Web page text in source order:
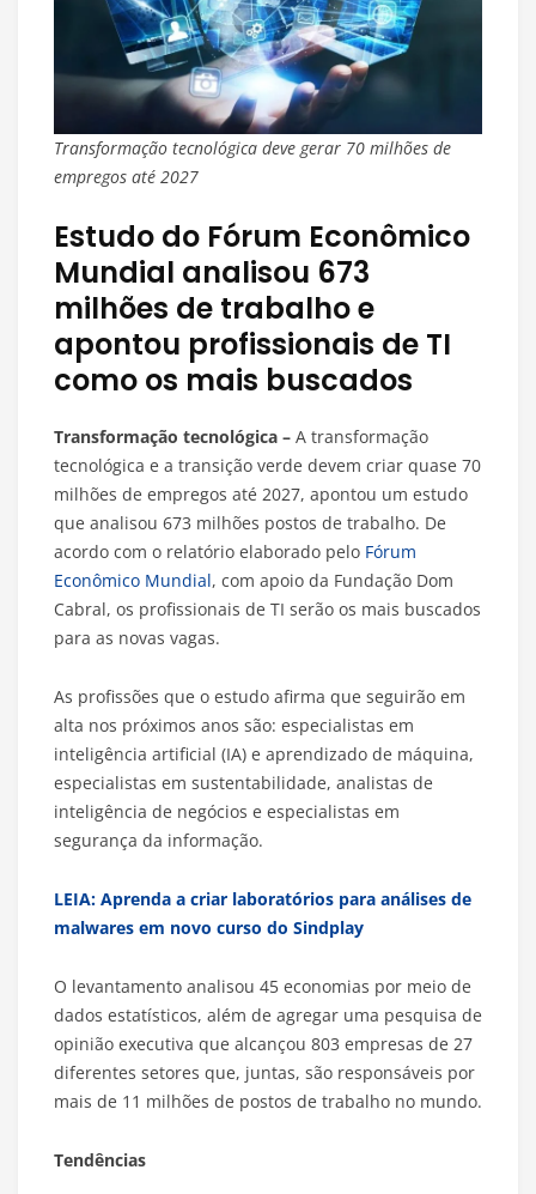
Transformação tecnológica deve gerar 70 milhões de
empregos até 2027
Estudo do Fórum Econômico
Mundial analisou 673
milhões de trabalho e
apontou profissionais de TI
como os mais buscados
Transformação tecnológica – A transformação
tecnológica e a transição verde devem criar quase 70
milhões de empregos até 2027, apontou um estudo
que analisou 673 milhões postos de trabalho. De
acordo com o relatório elaborado pelo Fórum
Econômico Mundial, com apoio da Fundação Dom
Cabral, os profissionais de TI serão os mais buscados
para as novas vagas.
As profissões que o estudo afirma que seguirão em
alta nos próximos anos são: especialistas em
inteligência artificial (IA) e aprendizado de máquina,
especialistas em sustentabilidade, analistas de
inteligência de negócios e especialistas em
segurança da informação.
LEIA: Aprenda a criar laboratórios para análises de
malwares em novo curso do Sindplay
O levantamento analisou 45 economias por meio de
dados estatísticos, além de agregar uma pesquisa de
opinião executiva que alcançou 803 empresas de 27
diferentes setores que, juntas, são responsáveis por
mais de 11 milhões de postos de trabalho no mundo.
Tendências